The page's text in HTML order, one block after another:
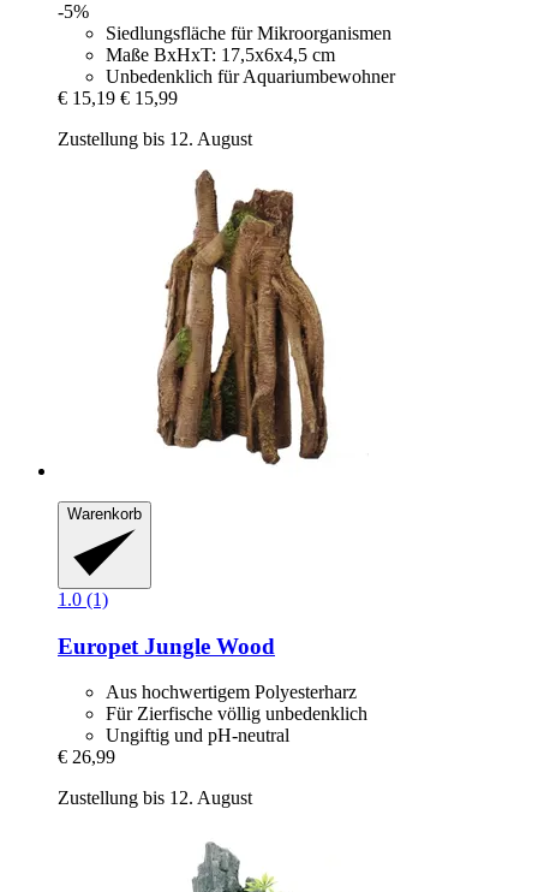
-5%
Siedlungsfläche für Mikroorganismen
Maße BxHxT: 17,5x6x4,5 cm
Unbedenklich für Aquariumbewohner
€ 15,19 € 15,99
Zustellung bis 12. August
Warenkorb
1.0 (1)
Europet Jungle Wood
Aus hochwertigem Polyesterharz
Für Zierfische völlig unbedenklich
Ungiftig und pH-neutral
€ 26,99
Zustellung bis 12. August